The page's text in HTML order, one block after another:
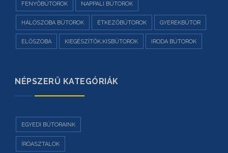
FENYŐBÚTOROK NAPPALI BÚTOROK
HÁLÓSZOBA BÚTOROK ÉTKEZŐBÚTOROK GYEREKBÚTOR
ELŐSZOBA KIEGÉSZÍTŐK,KISBÚTOROK IRODA BÚTOROK
NÉPSZERŰ KATEGÓRIÁK
EGYEDI BÚTORAINK
ÍRÓASZTALOK